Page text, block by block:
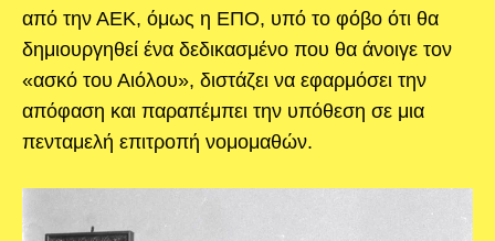
από την ΑΕΚ, όμως η ΕΠΟ, υπό το φόβο ότι θα
δημιουργηθεί ένα δεδικασμένο που θα άνοιγε τον
«ασκό του Αιόλου», διστάζει να εφαρμόσει την
απόφαση και παραπέμπει την υπόθεση σε μια
πενταμελή επιτροπή νομομαθών.